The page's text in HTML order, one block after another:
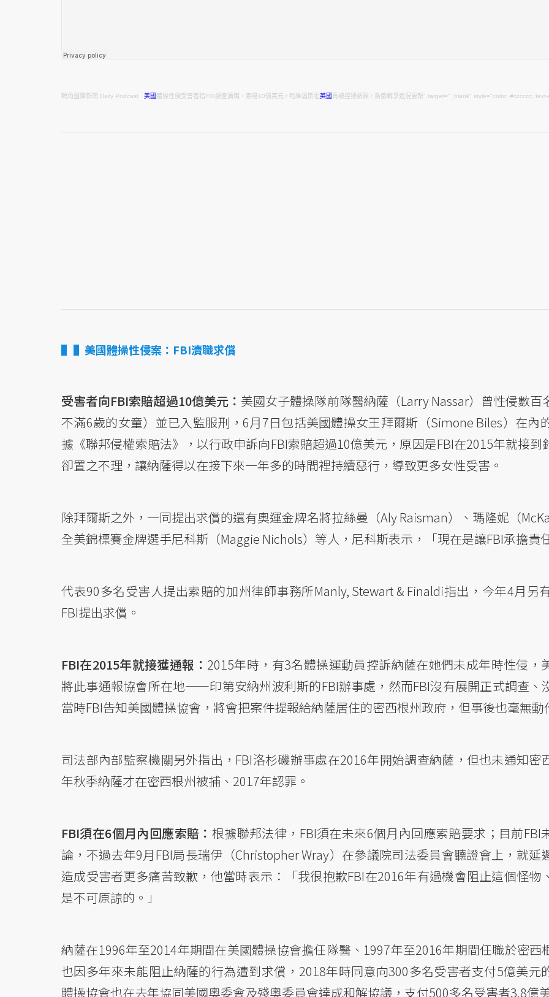
轉角國際新聞 Daily Podcast · 美國 體操性侵受害者指FBI調查瀆職，索賠10億美元 / 哈維溫斯坦英國 再被控猥褻罪 / 烏俄戰爭近況更新" target="_blank" style="color: #cccccc; text-decoration: none;">20220609．美國體操性侵受害者指FBI調查瀆職，索
▌美國體操性侵案：FBI瀆職求償
受害者向FBI索賠超過10億美元： 美國女子體操隊前隊醫納薩（Larry Nassar）曾性侵數百
不滿6歲的女童）並已入監服刑，6月7日包括美國體操女王拜爾斯（Simone Biles）在內
據《聯邦侵權索賠法》，以行政申訴向FBI索賠超過10億美元，原因是FBI在2015年就接到
卻置之不理，讓納薩得以在接下來一年多的時間裡持續惡行，導致更多女性受害。
除拜爾斯之外，一同提出求償的還有奧運金牌名將拉絲曼（Aly Raisman）、瑪隆妮（
全美錦標賽金牌選手尼科斯（Maggie Nichols）等人，尼科斯表示，「現在是讓FBI承擔責
代表90多名受害人提出索賠的加州律師事務所Manly, Stewart & Finaldi指出，今年4月另
FBI提出求償。
FBI在2015年就接獲通報： 2015年時，有3名體操運動員控訴納薩在她們未成年時性侵，
將此事通報協會所在地——印第安納州波利斯的FBI辦事處，然而FBI沒有展開正式調查、
當時FBI告知美國體操協會，將會把案件提報給納薩居住的密西根州政府，但事後也毫無動
司法部內部監察機關另外指出，FBI洛杉磯辦事處在2016年開始調查納薩，但也未通知密
年秋季納薩才在密西根州被捕、2017年認罪。
FBI須在6個月內回應索賠： 根據聯邦法律，FBI須在未來6個月內回應索賠要求；目前FBI
論，不過去年9月FBI局長瑞伊（Christopher Wray）在參議院司法委員會聽證會上，就延
造成受害者更多痛苦致歉，他當時表示：「我很抱歉FBI在2016年有過機會阻止這個怪物
是不可原諒的。」
納薩在1996年至2014年期間在美國體操協會擔任隊醫、1997年至2016年期間任職於密西
也因多年來未能阻止納薩的行為遭到求償，2018年時同意向300多名受害者支付5億美元
體操協會也在去年協同美國奧委會及殘奧委員會達成和解協議，支付500多名受害者3.8億